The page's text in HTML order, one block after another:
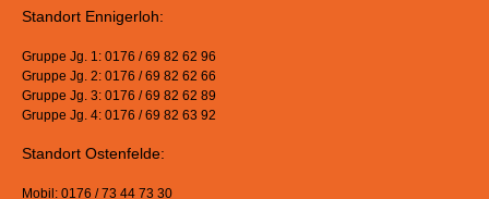
Standort Ennigerloh:
Gruppe Jg. 1: 0176 / 69 82 62 96
Gruppe Jg. 2: 0176 / 69 82 62 66
Gruppe Jg. 3: 0176 / 69 82 62 89
Gruppe Jg. 4: 0176 / 69 82 63 92
Standort Ostenfelde:
Mobil: 0176 / 73 44 73 30